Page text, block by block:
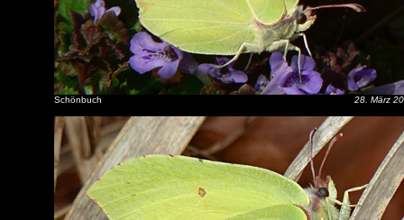
Schönbuch 28. März